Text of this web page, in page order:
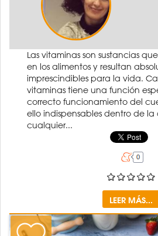
Las vitaminas son sustancias
en los alimentos y resultan
imprescindibles para la vida.
vitaminas tiene una función
correcto funcionamiento del
ello indispensables dentro de
cualquier...
LEER MÁS...